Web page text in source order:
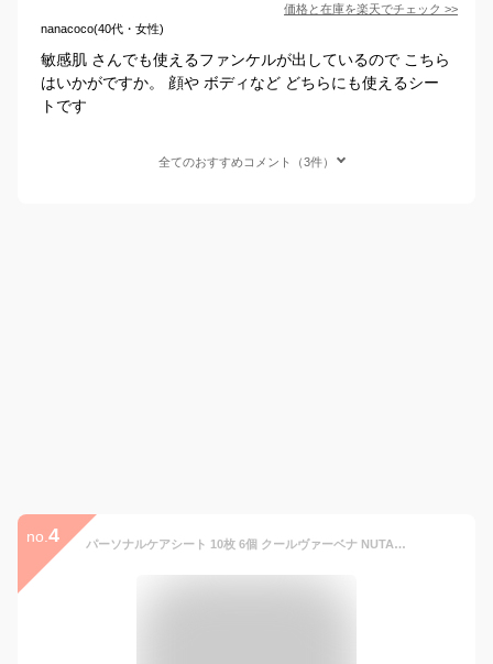
価格と在庫を楽天でチェック >>
nanacoco(40代・女性)
敏感肌 さんでも使えるファンケルが出しているので こちら
はいかがですか。 顔や ボディなど どちらにも使えるシー
トです
全てのおすすめコメント（3件）
no. 4 パーソナルケアシート 10枚 6個 クールヴァーベナ NUTANT トイレに流せる 無添加 低刺激 保湿成分配合 大判サイズ 冷感タイプ レックダイレクト